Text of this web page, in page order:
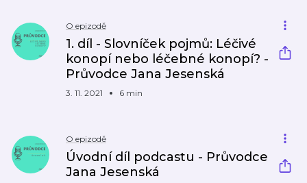
O epizodě
1. díl - Slovníček pojmů: Léčivé
konopí nebo léčebné konopí? -
Průvodce Jana Jesenská
3. 11. 2021 6 min
O epizodě
Úvodní díl podcastu - Průvodce
Jana Jesenská